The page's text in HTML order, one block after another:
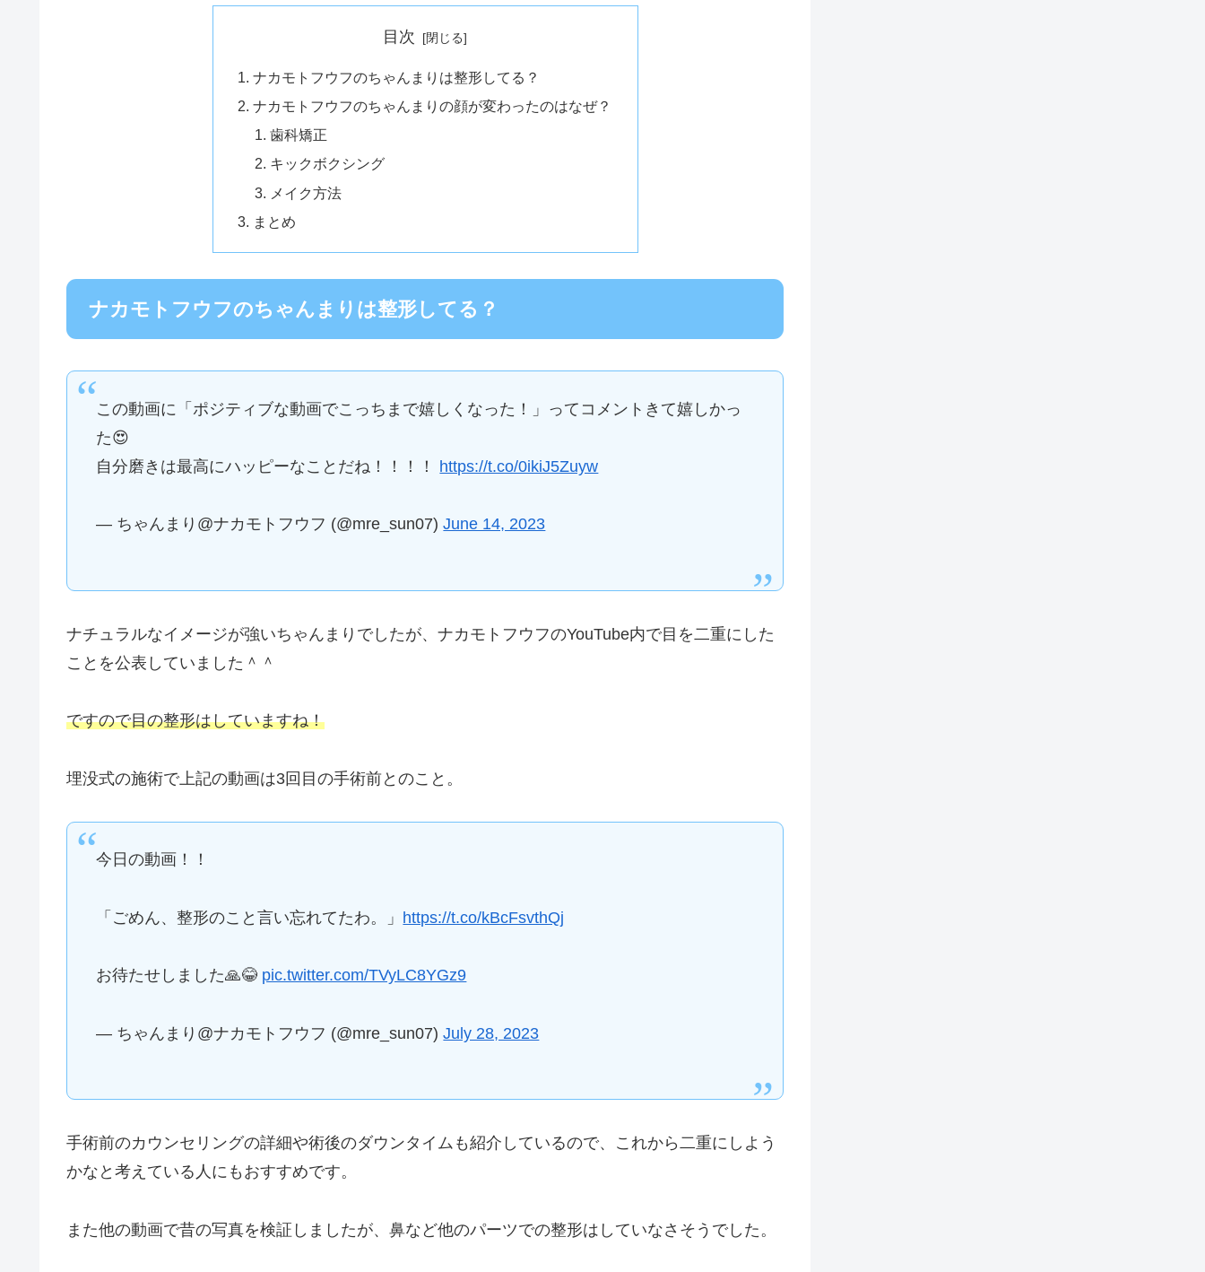
目次
ナカモトフウフのちゃんまりは整形してる？
ナカモトフウフのちゃんまりの顔が変わったのはなぜ？
歯科矯正
キックボクシング
メイク方法
まとめ
ナカモトフウフのちゃんまりは整形してる？
この動画に「ポジティブな動画でこっちまで嬉しくなった！」ってコメントきて嬉しかっ
た😍
自分磨きは最高にハッピーなことだね！！！！ https://t.co/0ikiJ5Zuyw
— ちゃんまり@ナカモトフウフ (@mre_sun07)June 14, 2023
ナチュラルなイメージが強いちゃんまりでしたが、ナカモトフウフのYouTube内で目を二重にした
ことを公表していました＾＾
ですので目の整形はしていますね！
埋没式の施術で上記の動画は3回目の手術前とのこと。
今日の動画！！
「ごめん、整形のこと言い忘れてたわ。」 https://t.co/kBcFsvthQj
お待たせしました🙏😂 pic.twitter.com/TVyLC8YGz9
— ちゃんまり@ナカモトフウフ (@mre_sun07)July 28, 2023
手術前のカウンセリングの詳細や術後のダウンタイムも紹介しているので、これから二重にしよう
かなと考えている人にもおすすめです。
また他の動画で昔の写真を検証しましたが、鼻など他のパーツでの整形はしていなさそうでした。